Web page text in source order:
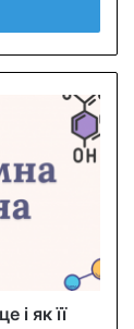
і як її